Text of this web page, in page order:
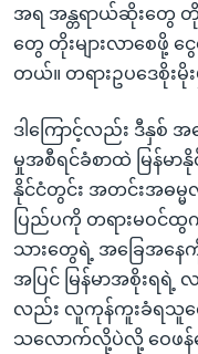
အရ အန္တရာယ်ဆိုးတွေ တို
တွေ တိုးများလာစေဖို့ ငွ
တယ်။ တရားဥပဒေစိုး
ဒါကြောင့်လည်း ဒီနှစ် အ
မှုအစီရင်ခံစာထဲ မြန်မာ
နိုင်ငံတွင်း အတင်းအဓမ္မ
ပြည်ပကို တရားမဝင်ထွ
သားတွေရဲ့ အခြေအနေကို
အပြင် မြန်မာအစိုးရ
လည်း လူကုန်ကူးခံရသူ
သလောက်လို့ပဲလို့ ဝေဖန်